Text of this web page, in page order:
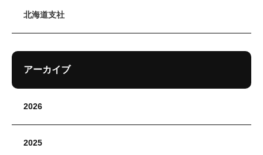
北海道支社
アーカイブ
2026
2025